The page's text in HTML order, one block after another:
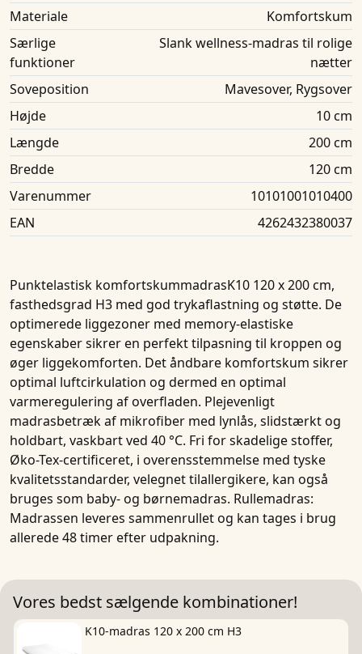
Materiale
Komfortskum
Særlige
funktioner
Slank wellness-madras til rolige
nætter
Soveposition
Mavesover, Rygsover
Højde
10 cm
Længde
200 cm
Bredde
120 cm
Varenummer
10101001010400
EAN
4262432380037
Punktelastisk komfortskummadrasK10 120 x 200 cm,
fasthedsgrad H3 med god trykaflastning og støtte. De
optimerede liggezoner med memory-elastiske
egenskaber sikrer en perfekt tilpasning til kroppen og
øger liggekomforten. Det åndbare komfortskum sikrer
optimal luftcirkulation og dermed en optimal
varmeregulering af overfladen. Plejevenligt
madrasbetræk af mikrofiber med lynlås, slidstærkt og
holdbart, vaskbart ved 40 °C. Fri for skadelige stoffer,
Øko-Tex-certificeret, i overensstemmelse med tyske
kvalitetsstandarder, velegnet tilallergikere, kan også
bruges som baby- og børnemadras. Rullemadras:
Madrassen leveres sammenrullet og kan tages i brug
allerede 48 timer efter udpakning.
Vores bedst sælgende kombinationer!
K10-madras 120 x 200 cm H3